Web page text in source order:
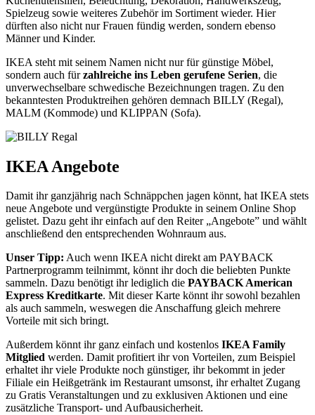
Spielzeug sowie weiteres Zubehör im Sortiment wieder. Hier
dürften also nicht nur Frauen fündig werden, sondern ebenso
Männer und Kinder.
IKEA steht mit seinem Namen nicht nur für günstige Möbel,
sondern auch fürzahlreiche ins Leben gerufene Serien, die
unverwechselbare schwedische Bezeichnungen tragen. Zu den
bekanntesten Produktreihen gehören demnach BILLY (Regal),
MALM (Kommode) und KLIPPAN (Sofa).
IKEA Angebote
Damit ihr ganzjährig nach Schnäppchen jagen könnt, hat IKEA stets
neue Angebote und vergünstigte Produkte in seinem Online Shop
gelistet. Dazu geht ihr einfach auf den Reiter „Angebote” und wählt
anschließend den entsprechenden Wohnraum aus.
Unser Tipp: Auch wenn IKEA nicht direkt am PAYBACK
Partnerprogramm teilnimmt, könnt ihr doch die beliebten Punkte
sammeln. Dazu benötigt ihr lediglich die PAYBACK American
Express Kreditkarte. Mit dieser Karte könnt ihr sowohl bezahlen
als auch sammeln, weswegen die Anschaffung gleich mehrere
Vorteile mit sich bringt.
Außerdem könnt ihr ganz einfach und kostenlos IKEA Family
Mitglied werden. Damit profitiert ihr von Vorteilen, zum Beispiel
erhaltet ihr viele Produkte noch günstiger, ihr bekommt in jeder
Filiale ein Heißgetränk im Restaurant umsonst, ihr erhaltet Zugang
zu Gratis Veranstaltungen und zu exklusiven Aktionen und eine
zusätzliche Transport- und Aufbausicherheit.